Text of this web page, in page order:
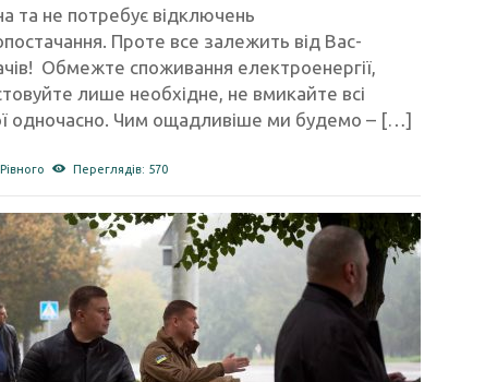
та не потребує відключень
Проте все залежить від Вас-
Обмежте споживання електроенергії,
лише необхідне, не вмикайте всі
одночасно. Чим ощадливіше ми будемо – […]
Переглядів: 570